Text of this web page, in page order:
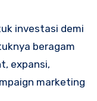
investasi demi
beragam
expansi,
marketing